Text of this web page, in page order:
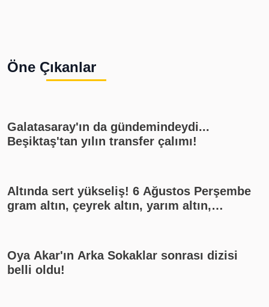
Öne Çıkanlar
Galatasaray'ın da gündemindeydi...
Beşiktaş'tan yılın transfer çalımı!
Altında sert yükseliş! 6 Ağustos Perşembe
gram altın, çeyrek altın, yarım altın,
Oya Akar'ın Arka Sokaklar sonrası dizisi
belli oldu!